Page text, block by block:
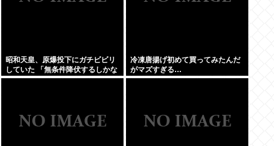
昭和天皇、原爆投下にガチビビリ
していた 「無条件降伏するしかな
いんよ 」
冷凍唐揚げ初めて買ってみたんだ
がマズすぎる…